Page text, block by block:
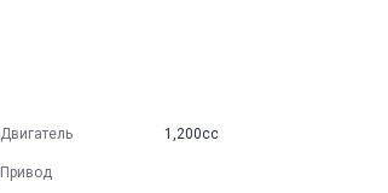
Двигатель 1,200cc
Привод